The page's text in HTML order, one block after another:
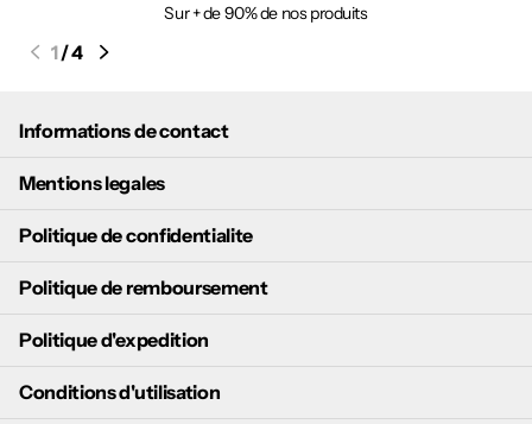
Sur + de 90% de nos produits
1/4
Informations de contact
Mentions legales
Politique de confidentialite
Politique de remboursement
Politique d'expedition
Conditions d'utilisation